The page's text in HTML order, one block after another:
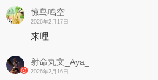
惊鸟鸣空
2026年2月17日
来哩
射命丸文_Aya_
2026年2月16日